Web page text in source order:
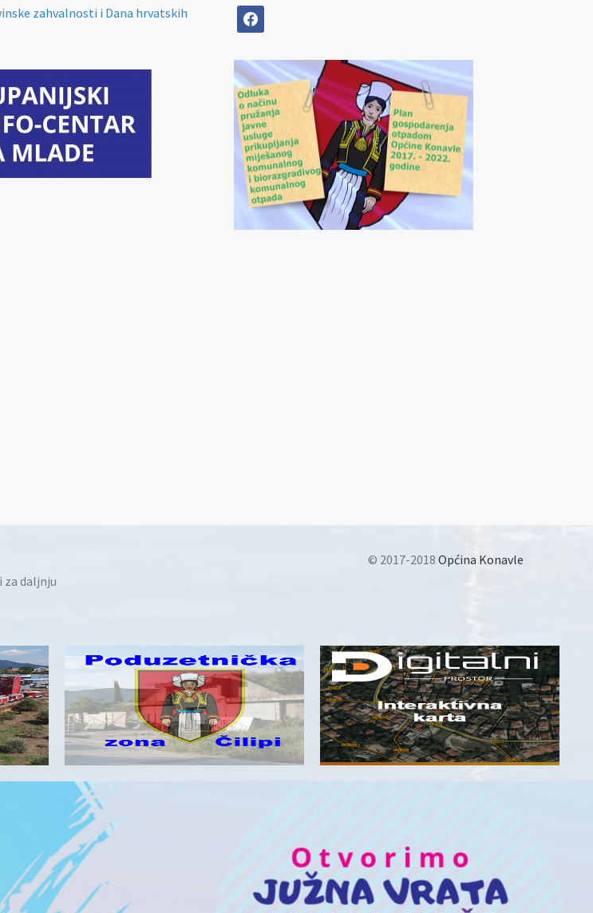
zahvalnosti i Dana hrvatskih
facebook
za daljnju
© 2017-2018 Općina Konavle